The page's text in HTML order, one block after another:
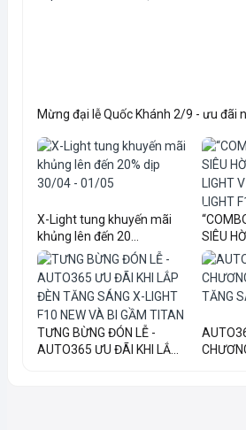
Mừng đại lễ Quốc Khánh 2/9 - ưu đãi
X-Light tung khuyến mãi
khủng lên đến 20...
SIÊU
TƯNG BỪNG ĐÓN LỄ -
AUTO365 ƯU ĐÃI KHI LẮ...